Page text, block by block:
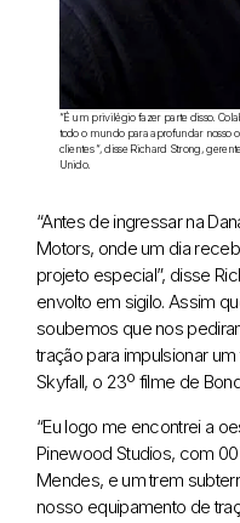
“É um privilégio fazer parte disso.
todo o mundo para aprofundar nosso
clientes “, disse Richard Strong,
Unido.
“Antes de ingressar na
Motors, onde um dia
projeto especial”, disse
envolto em sigilo. Assim
soubemos que nos
tração para impulsionar
Skyfall, o 23º filme de
“Eu logo me encontrei a
Pinewood Studios, com
Mendes, e um trem
nosso equipamento de